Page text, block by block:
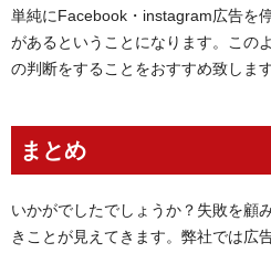
単純にFacebook・instagram広告を
があるということになります。この
の判断をすることをおすすめ致します
まとめ
いかがでしたでしょうか？失敗を顧
きことが見えてきます。弊社では広